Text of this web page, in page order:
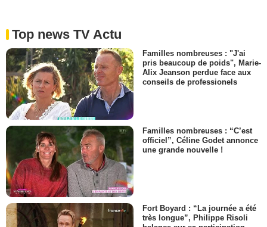
Top news TV Actu
Familles nombreuses : "J'ai
pris beaucoup de poids", Marie-
Alix Jeanson perdue face aux
conseils de professionels
Familles nombreuses : “C’est
officiel”, Céline Godet annonce
une grande nouvelle !
Fort Boyard : “La journée a été
très longue”, Philippe Risoli